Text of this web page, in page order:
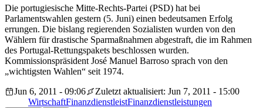
Die portugiesische Mitte-Rechts-Partei (PSD) hat bei
Parlamentswahlen gestern (5. Juni) einen bedeutsamen Erfolg
errungen. Die bislang regierenden Sozialisten wurden von den
Wählern für drastische Sparmaßnahmen abgestraft, die im Rahmen
des Portugal-Rettungspakets beschlossen wurden.
Kommissionspräsident José Manuel Barroso sprach von den
„wichtigsten Wahlen“ seit 1974.
Jun 6, 2011 - 09:06
Zuletzt aktualisiert: Jun 7, 2011 - 15:00
WirtschaftFinanzdienstleistFinanzdienstleistungen